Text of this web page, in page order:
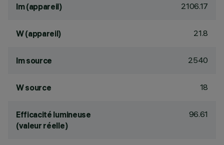
lm (appareil) 2106.17
W (appareil) 21.8
lm source 2540
W source 18
Efficacité lumineuse
(valeur réelle)
96.61